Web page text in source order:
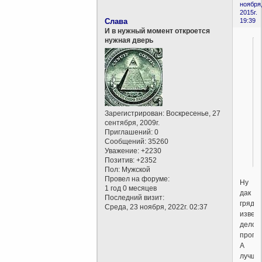
ноября,
2015г.
19:39
Слава
И в нужный момент откроется
нужная дверь
Зарегистрирован: Воскресенье, 27
сентября, 2009г.
Приглашений: 0
Сообщений: 35260
Уважение: +2230
Позитив: +2352
Пол: Мужской
Провел на форуме:
1 год 0 месяцев
Последний визит:
Среда, 23 ноября, 2022г. 02:37
Ну
дак
дело,
А